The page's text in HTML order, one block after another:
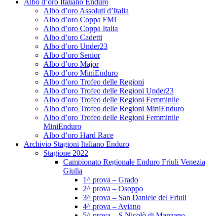
Albo d’oro Assoluti d’Italia
Albo d’oro Coppa FMI
Albo d’oro Coppa Italia
Albo d’oro Cadetti
Albo d’oro Under23
Albo d’oro Senior
Albo d’oro Major
Albo d’oro MiniEnduro
Albo d’oro Trofeo delle Regioni
Albo d’oro Trofeo delle Regioni Under23
Albo d’oro Trofeo delle Regioni Femminile
Albo d’oro Trofeo delle Regioni MiniEnduro
Albo d’oro Trofeo delle Regioni Femminile
MiniEnduro
Albo d’oro Hard Race
Archivio Stagioni Italiano Enduro
Stagione 2022
Campionato Regionale Enduro Friuli Venezia
Giulia
1^ prova – Grado
2^ prova – Osoppo
3^ prova – San Daniele del Friuli
4^ prova – Aviano